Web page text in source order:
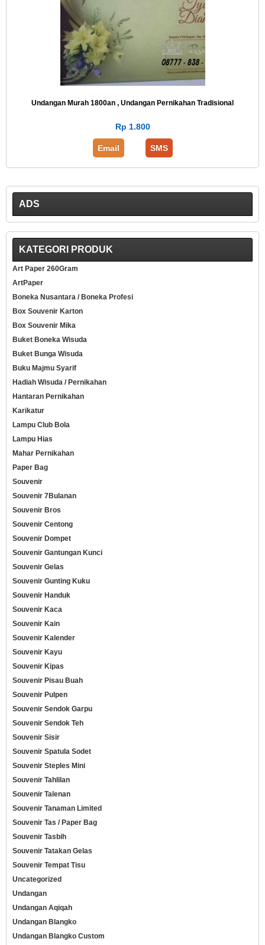
Undangan Murah 1800an , Undangan Pernikahan Tradisional
Rp 1.800
Email SMS
ADS
KATEGORI PRODUK
Art Paper 260Gram
ArtPaper
Boneka Nusantara / Boneka Profesi
Box Souvenir Karton
Box Souvenir Mika
Buket Boneka Wisuda
Buket Bunga Wisuda
Buku Majmu Syarif
Hadiah Wisuda / Pernikahan
Hantaran Pernikahan
Karikatur
Lampu Club Bola
Lampu Hias
Mahar Pernikahan
Paper Bag
Souvenir
Souvenir 7Bulanan
Souvenir Bros
Souvenir Centong
Souvenir Dompet
Souvenir Gantungan Kunci
Souvenir Gelas
Souvenir Gunting Kuku
Souvenir Handuk
Souvenir Kaca
Souvenir Kain
Souvenir Kalender
Souvenir Kayu
Souvenir Kipas
Souvenir Pisau Buah
Souvenir Pulpen
Souvenir Sendok Garpu
Souvenir Sendok Teh
Souvenir Sisir
Souvenir Spatula Sodet
Souvenir Steples Mini
Souvenir Tahlilan
Souvenir Talenan
Souvenir Tanaman Limited
Souvenir Tas / Paper Bag
Souvenir Tasbih
Souvenir Tatakan Gelas
Souvenir Tempat Tisu
Uncategorized
Undangan
Undangan Aqiqah
Undangan Blangko
Undangan Blangko Custom